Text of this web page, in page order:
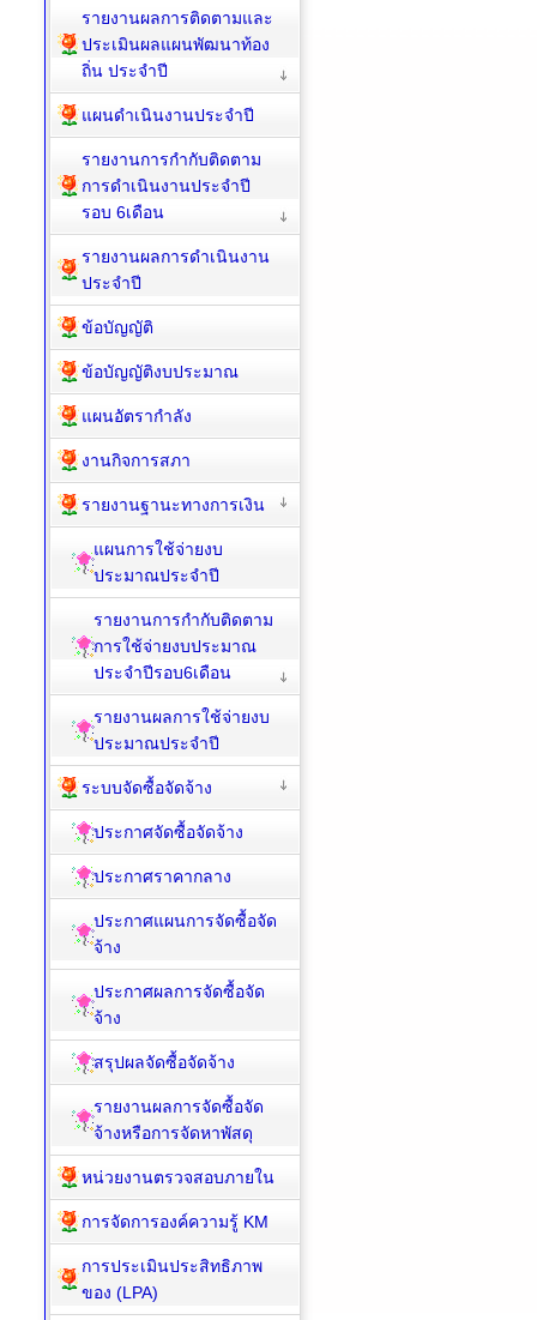
รายงานผลการติดตามและ
ประเมินผลแผนพัฒนาท้อง
ถิ่น ประจำปี
แผนดำเนินงานประจำปี
รายงานการกำกับติดตาม
การดำเนินงานประจำปี
รอบ 6เดือน
รายงานผลการดำเนินงาน
ประจำปี
ข้อบัญญัติ
ข้อบัญญัติงบประมาณ
แผนอัตรากำลัง
งานกิจการสภา
รายงานฐานะทางการเงิน
แผนการใช้จ่ายงบ
ประมาณประจำปี
รายงานการกำกับติดตาม
การใช้จ่ายงบประมาณ
ประจำปีรอบ6เดือน
รายงานผลการใช้จ่ายงบ
ประมาณประจำปี
ระบบจัดซื้อจัดจ้าง
ประกาศจัดซื้อจัดจ้าง
ประกาศราคากลาง
ประกาศแผนการจัดซื้อจัด
จ้าง
ประกาศผลการจัดซื้อจัด
จ้าง
สรุปผลจัดซื้อจัดจ้าง
รายงานผลการจัดซื้อจัด
จ้างหรือการจัดหาพัสดุ
หน่วยงานตรวจสอบภายใน
การจัดการองค์ความรู้ KM
การประเมินประสิทธิภาพ
ของ (LPA)